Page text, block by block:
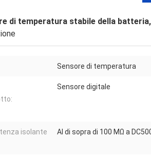
di temperatura stabile della
Sensore di temperatura
Sensore digitale
isolante
Al di sopra di 100 MΩ a